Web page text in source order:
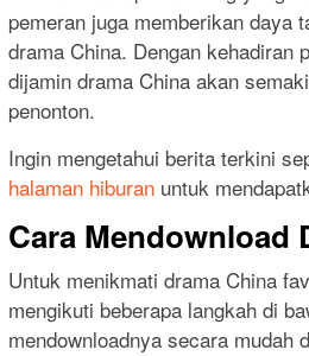
pemeran juga memberikan daya
drama China. Dengan kehadiran
dijamin drama China akan
penonton.
Ingin mengetahui berita terkini
halaman hiburan untuk
Cara Mendownload
Untuk menikmati drama China
mengikuti beberapa langkah di
mendownloadnya secara mudah